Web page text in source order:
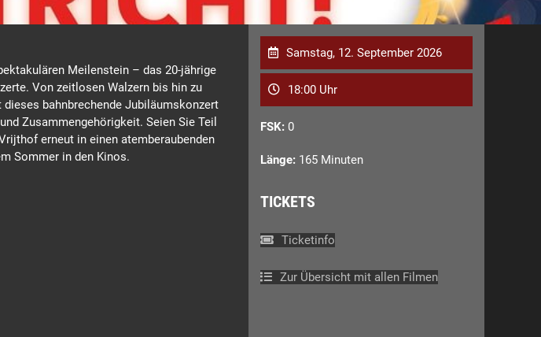
Meilenstein – das 20-jährige
Von zeitlosen Walzern bis hin zu
bahnbrechende Jubiläumskonzert
Zusammengehörigkeit. Seien Sie Teil
erneut in einen atemberaubenden
Sommer in den Kinos.
Samstag, 12. September 2026
18:00 Uhr
FSK: 0
Länge: 165 Minuten
TICKETS
Ticketinfo
Zur Übersicht mit allen Filmen